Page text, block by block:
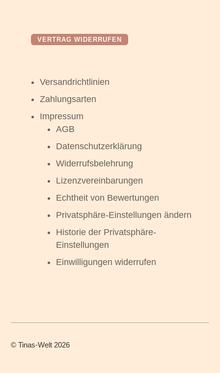
VERTRAG WIDERRUFEN
Versandrichtlinien
Zahlungsarten
Impressum
AGB
Datenschutzerklärung
Widerrufsbelehrung
Lizenzvereinbarungen
Echtheit von Bewertungen
Privatsphäre-Einstellungen ändern
Historie der Privatsphäre-
Einstellungen
Einwilligungen widerrufen
©Tinas-Welt 2026